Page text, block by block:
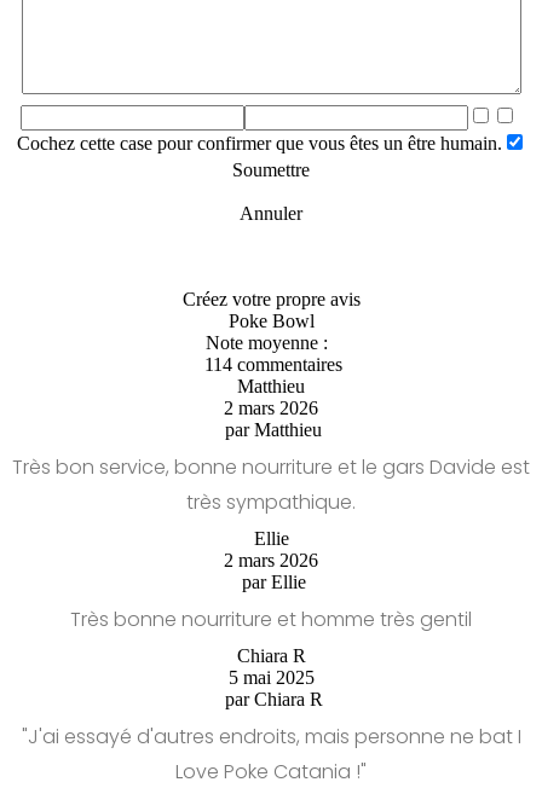
Cochez cette case pour confirmer que vous êtes un être humain.
Soumettre
Annuler
Créez votre propre avis
Poke Bowl
Note moyenne :
114 commentaires
Matthieu
2 mars 2026
parMatthieu
Très bon service, bonne nourriture et le gars Davide est
très sympathique.
Ellie
2 mars 2026
parEllie
Très bonne nourriture et homme très gentil
Chiara R
5 mai 2025
parChiara R
"J'ai essayé d'autres endroits, mais personne ne bat I
Love Poke Catania !"